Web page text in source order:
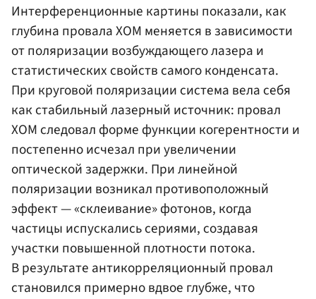
Интерференционные картины показали, как
глубина провала ХОМ меняется в зависимости
от поляризации возбуждающего лазера и
статистических свойств самого конденсата.
При круговой поляризации система вела себя
как стабильный лазерный источник: провал
ХОМ следовал форме функции когерентности и
постепенно исчезал при увеличении
оптической задержки. При линейной
поляризации возникал противоположный
эффект — «склеивание» фотонов, когда
частицы испускались сериями, создавая
участки повышенной плотности потока.
В результате антикорреляционный провал
становился примерно вдвое глубже, что